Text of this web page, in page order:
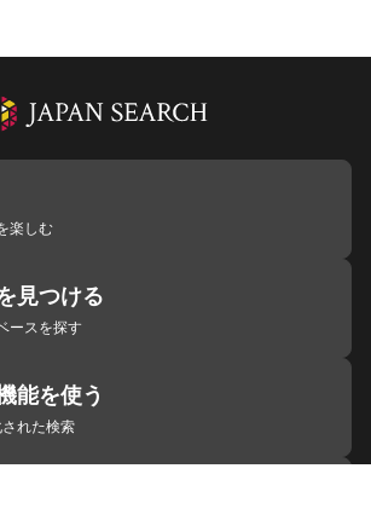
楽しむ
見つける
ースを探す
能を使う
された検索